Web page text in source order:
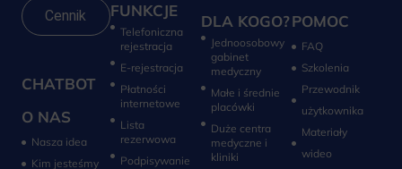
Cennik
CHATBOT
O NAS
Nasza idea
Kim jesteśmy
FUNKCJE
Telefoniczna
rejestracja
E-rejestracja
Płatności
internetowe
Lista
rezerwowa
Podpisywanie
DLA KOGO?
Jednoosobowy
gabinet
medyczny
Małe i średnie
placówki
Duże centra
medyczne i
kliniki
POMOC
FAQ
Szkolenia
Przewodnik
użytkownika
Materiały
wideo